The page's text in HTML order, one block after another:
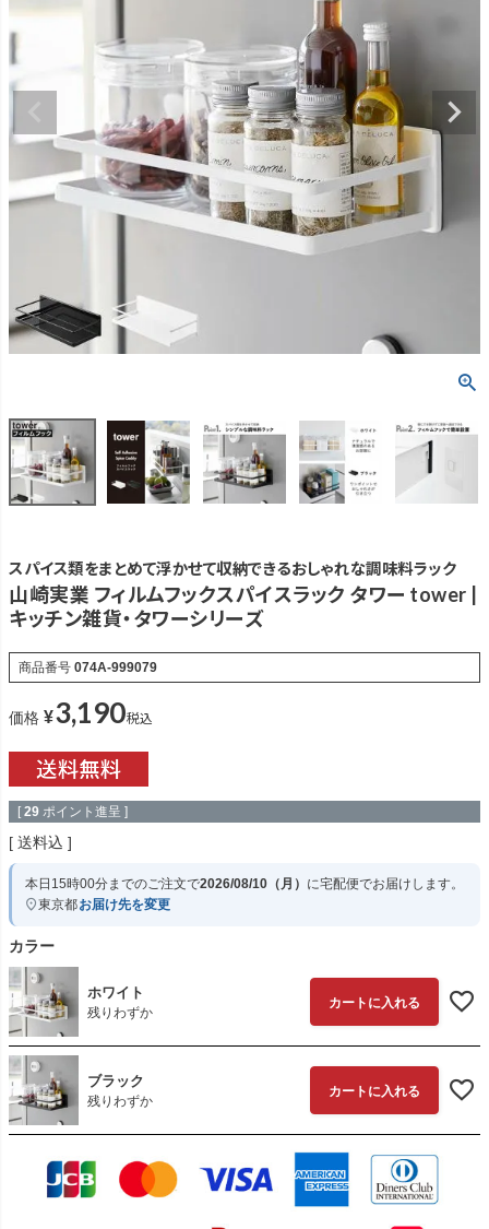
スパイス類をまとめて浮かせて収納できるおしゃれな調味料ラック
山崎実業 フィルムフックスパイスラック タワー tower |
キッチン雑貨・タワーシリーズ
商品番号 074A-999079
価格 ¥3,190税込
[ 29 ポイント進呈 ]
送料込
本日 15時00分までのご注文で2026/08/10（月） に宅配便でお届けします。
東京都お届け先を変更
カラー
ホワイト
残りわずか
カートに入れる
ブラック
残りわずか
カートに入れる